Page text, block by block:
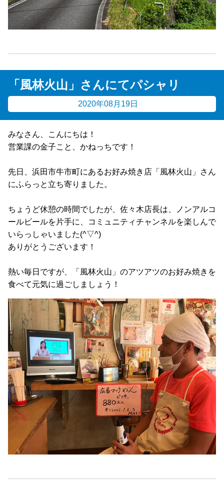
「風林火山」さんにてパシャリ
2020年08月19日
みなさん、こんにちは！
営業課の金子こと、かねっちです！
先日、浜田市牛市町にあるお好み焼き店「風林火山」さん
にふらっと立ち寄りました。
ちょうど休憩の時間でしたが、佐々木店長は、ノンアルコ
ールビールを片手に、コミュニティチャンネルを楽しんで
いらっしゃいました(^▽^)
ありがとうございます！
熱い毎日ですが、「風林火山」のアツアツのお好み焼きを
食べて元気に過ごしましょう！